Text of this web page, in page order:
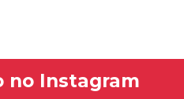
no Instagram